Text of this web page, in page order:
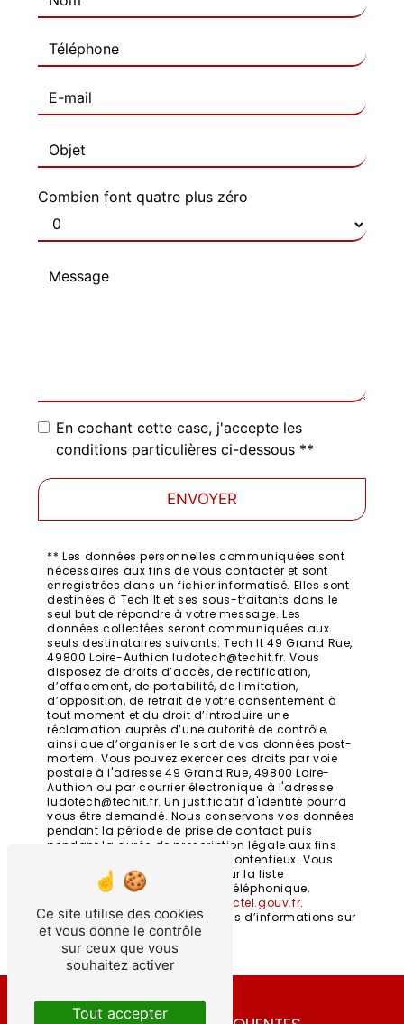
Combien font quatre plus zéro
En cochant cette case, j'accepte les
conditions particulières ci-dessous **
ENVOYER
** Les données personnelles communiquées sont
nécessaires aux fins de vous contacter et sont
enregistrées dans un fichier informatisé. Elles sont
destinées à Tech It et ses sous-traitants dans le
seul but de répondre à votre message. Les
données collectées seront communiquées aux
seuls destinataires suivants: Tech It 49 Grand Rue,
49800 Loire-Authion ludotech@techit.fr. Vous
disposez de droits d’accès, de rectification,
d’effacement, de portabilité, de limitation,
d’opposition, de retrait de votre consentement à
tout moment et du droit d’introduire une
réclamation auprès d’une autorité de contrôle,
ainsi que d’organiser le sort de vos données post-
mortem. Vous pouvez exercer ces droits par voie
postale à l'adresse 49 Grand Rue, 49800 Loire-
Authion ou par courrier électronique à l'adresse
ludotech@techit.fr. Un justificatif d'identité pourra
vous être demandé. Nous conservons vos données
pendant la période de prise de contact puis
pendant la durée de prescription légale aux fins
probatoires et de gestion des contentieux. Vous
avez le droit de vous inscrire sur la liste
d'opposition au démarchage téléphonique,
Bloctel.gouv.fr.
Consultez le site cnil.fr pour plus d’informations sur
vos droits.
Ce site utilise des cookies
et vous donne le contrôle
sur ceux que vous
souhaitez activer
Tout accepter